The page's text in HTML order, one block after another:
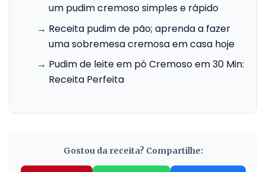
um pudim cremoso simples e rápido
→ Receita pudim de pão; aprenda a fazer
uma sobremesa cremosa em casa hoje
→ Pudim de leite em pó Cremoso em 30 Min:
Receita Perfeita
Gostou da receita? Compartilhe: